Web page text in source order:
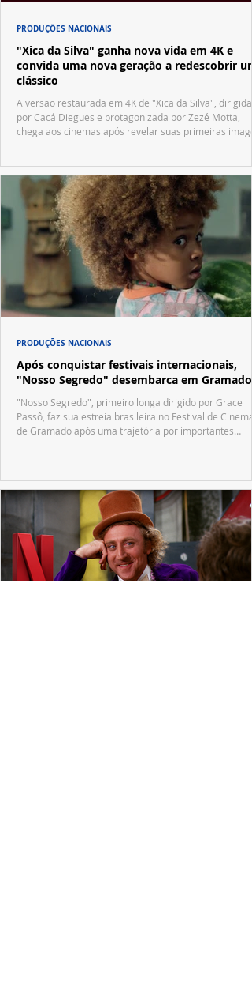
"Xica da Silva" ganha nova vida em 4K e
convida uma nova geração a redescobrir um
clássico
A versão restaurada em 4K de "Xica da Silva", dirigida
por Cacá Diegues e protagonizada por Zezé Motta,
chega aos cinemas após revelar suas primeiras
PRODUÇÕES NACIONAIS
Após conquistar festivais internacionais,
"Nosso Segredo" desembarca em Gramado
"Nosso Segredo", primeiro longa dirigido por Grace
Passô, faz sua estreia brasileira no Festival de Cinema
de Gramado após uma trajetória por importantes
PRODUÇÕES NACIONAIS